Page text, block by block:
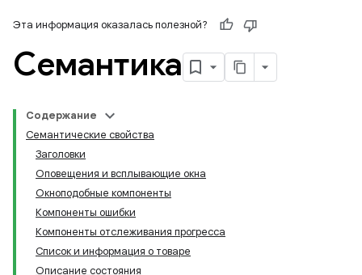
Эта информация оказалась полезной?
Семантика
Содержание
Семантические свойства
Заголовки
Оповещения и всплывающие окна
Окноподобные компоненты
Компоненты ошибки
Компоненты отслеживания прогресса
Список и информация о товаре
Описание состояния